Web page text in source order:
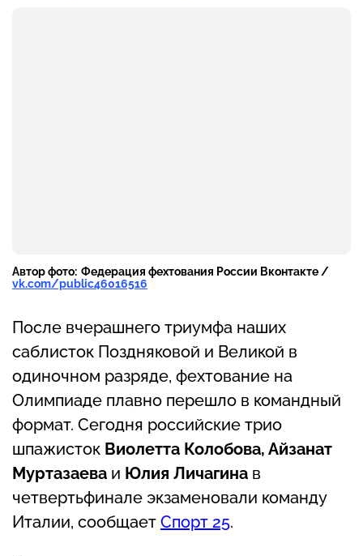
Автор фото: Федерация фехтования России Вконтакте /
vk.com/public46016516
После вчерашнего триумфа наших
саблисток Поздняковой и Великой в
одиночном разряде, фехтование на
Олимпиаде плавно перешло в командный
формат. Сегодня российские трио
шпажисток Виолетта Колобова, Айзанат
Муртазаева и Юлия Личагина в
четвертьфинале экзаменовали команду
Италии, сообщает Спорт 25.